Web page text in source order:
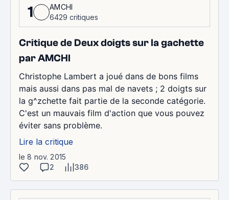
1
AMCHI
6429 critiques
Critique de Deux doigts sur la gachette
par AMCHI
Christophe Lambert a joué dans de bons films
mais aussi dans pas mal de navets ; 2 doigts sur
la g^zchette fait partie de la seconde catégorie.
C'est un mauvais film d'action que vous pouvez
éviter sans problème.
Lire la critique
le 8 nov. 2015
2
386